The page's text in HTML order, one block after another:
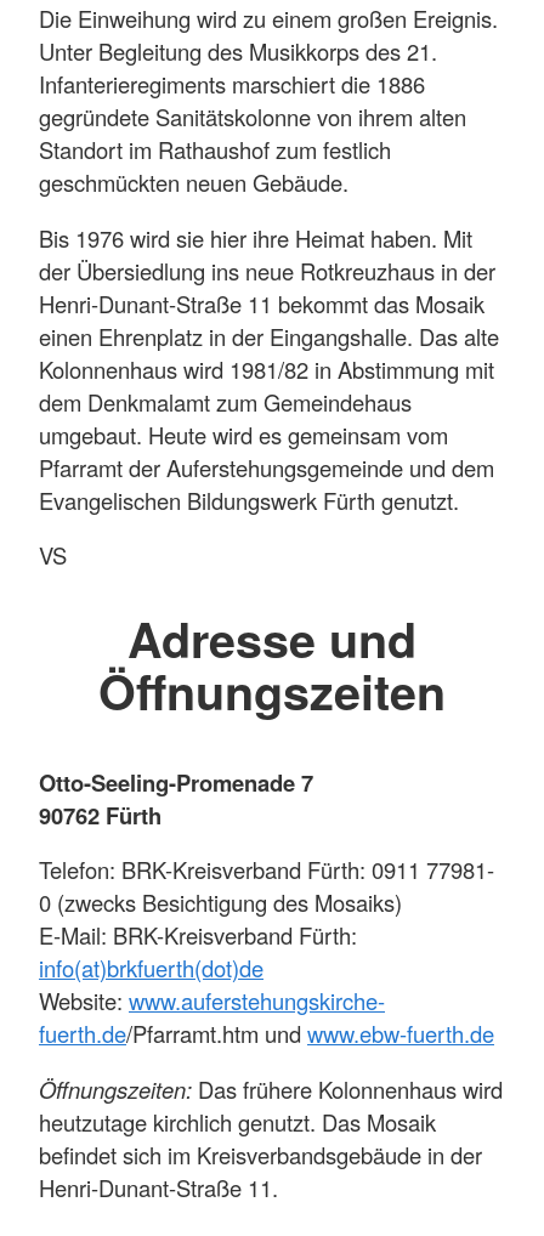
Die Einweihung wird zu einem großen Ereignis.
Unter Begleitung des Musikkorps des 21.
Infanterieregiments marschiert die 1886
gegründete Sanitätskolonne von ihrem alten
Standort im Rathaushof zum festlich
geschmückten neuen Gebäude.
Bis 1976 wird sie hier ihre Heimat haben. Mit
der Übersiedlung ins neue Rotkreuzhaus in der
Henri-Dunant-Straße 11 bekommt das Mosaik
einen Ehrenplatz in der Eingangshalle. Das alte
Kolonnenhaus wird 1981/82 in Abstimmung mit
dem Denkmalamt zum Gemeindehaus
umgebaut. Heute wird es gemeinsam vom
Pfarramt der Auferstehungsgemeinde und dem
Evangelischen Bildungswerk Fürth genutzt.
VS
Adresse und
Öffnungszeiten
Otto-Seeling-Promenade 7
90762 Fürth
Telefon: BRK-Kreisverband Fürth: 0911 77981-
0 (zwecks Besichtigung des Mosaiks)
E-Mail: BRK-Kreisverband Fürth:
info(at)brkfuerth(dot)de
Website: www.auferstehungskirche-
fuerth.de/Pfarramt.htm und www.ebw-fuerth.de
Öffnungszeiten: Das frühere Kolonnenhaus wird
heutzutage kirchlich genutzt. Das Mosaik
befindet sich im Kreisverbandsgebäude in der
Henri-Dunant-Straße 11.